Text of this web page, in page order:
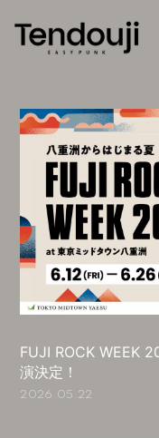
SCHEDULE
VIDEO
STORE
BLOG
RADIO
FUJI ROCK WEEK
演決定！
2026.05.22